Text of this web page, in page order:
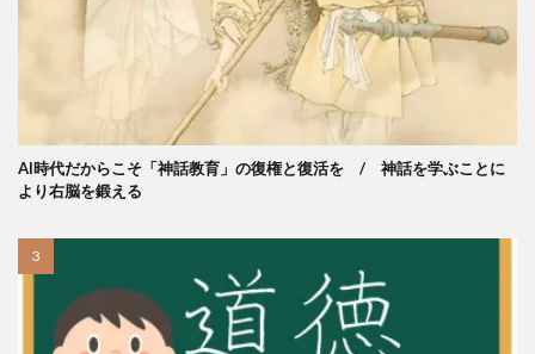
AI時代だからこそ「神話教育」の復権と復活を / 神話を学ぶことに
より右脳を鍛える